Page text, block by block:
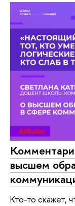
высшем
Кто-то скажет,